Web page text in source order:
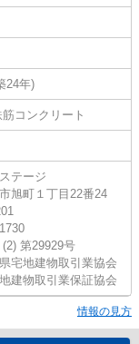
24年)
コンクリート
テージ
旭町１丁目22番24
第29929号
宅地建物取引業協会
建物取引業保証協会
情報の見方